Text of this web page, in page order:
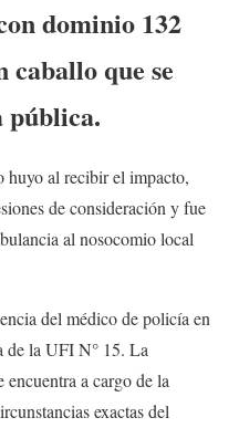
dominio 132
que se
pública.
huyo al recibir el impacto,
de consideración y fue
al nosocomio local
del médico de policía en
de la UFI N° 15. La
a cargo de la
exactas del